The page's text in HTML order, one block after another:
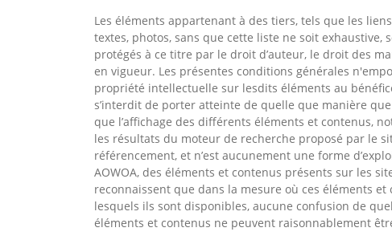
Les éléments appartenant à des tiers, tels que les
textes, photos, sans que cette liste ne soit
protégés à ce titre par le droit d’auteur, le droit des
en vigueur. Les présentes conditions générales
propriété intellectuelle sur lesdits éléments au
s’interdit de porter atteinte de quelle que manière
que l’affichage des différents éléments et contenus,
les résultats du moteur de recherche proposé par le
référencement, et n’est aucunement une forme
AOWOA, des éléments et contenus présents sur les
reconnaissent que dans la mesure où ces éléments
lesquels ils sont disponibles, aucune confusion de
éléments et contenus ne peuvent raisonnablement